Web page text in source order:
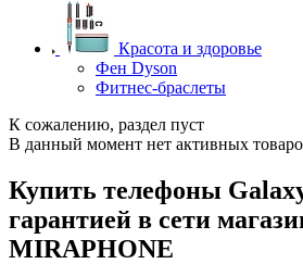
Красота и здоровье
Фен Dyson
Фитнес-браслеты
К сожалению, раздел пуст
В данный момент нет активных
Купить телефоны
гарантией в сети
MIRAPHONE